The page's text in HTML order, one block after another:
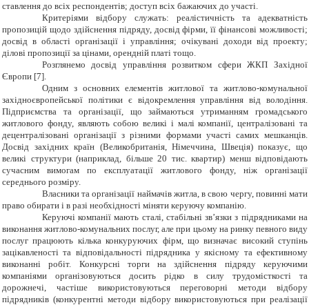
ставлення до всіх респондентів; доступ всіх бажаючих до участі.
Критеріями відбору служать: реалістичність та адекватність
пропозицій щодо здійснення підряду, досвід фірми, її фінансові можливості;
досвід в області організації і управління; очікувані доходи від проекту;
ділові пропозиції за цінами, орендній платі тощо.
Розглянемо досвід управління розвитком сфери ЖКП Західної
Європи [7].
Одним з основних елементів житлової та житлово-комунальної
західноєвропейської політики є відокремлення управління від володіння.
Підприємства та організації, що займаються утриманням громадського
житлового фонду, являють собою великі і малі компанії, централізовані та
децентралізовані організації з різними формами участі самих мешканців.
Досвід західних країн (Великобританія, Німеччина, Швеція) показує, що
великі структури (наприклад, більше 20 тис. квартир) менш відповідають
сучасним вимогам по експлуатації житлового фонду, ніж організації
середнього розміру.
Власники та організації наймачів житла, в свою чергу, повинні мати
право обирати і в разі необхідності міняти керуючу компанію.
Керуючі компанії мають сталі, стабільні зв’язки з підрядниками на
виконання житлово-комунальних послуг, але при цьому на ринку певного виду
послуг працюють кілька конкуруючих фірм, що визначає високий ступінь
зацікавленості та відповідальності підрядника у якісному та ефективному
виконанні робіт. Конкурсні торги на здійснення підряду керуючими
компаніями організовуються досить рідко в силу трудомісткості та
дорожнечі, частіше використовуються переговорні методи відбору
підрядників (конкурентні методи відбору використовуються при реалізації